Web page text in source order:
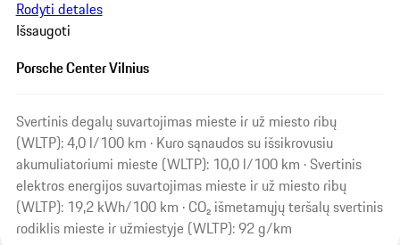
Rodyti detales
Išsaugoti
Porsche Center Vilnius
Svertinis degalų suvartojimas mieste ir už miesto ribų
(WLTP): 4,0 l/100 km · Kuro sąnaudos su išsikrovusiu
akumuliatoriumi mieste (WLTP): 10,0 l/100 km · Svertinis
elektros energijos suvartojimas mieste ir už miesto ribų
(WLTP): 19,2 kWh/100 km · CO₂ išmetamųjų teršalų svertinis
rodiklis mieste ir užmiestyje (WLTP): 92 g/km